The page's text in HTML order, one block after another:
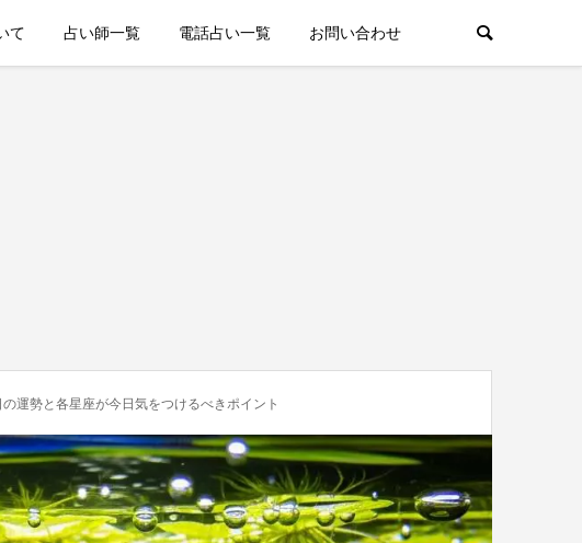
て 占い師一覧 電話占い一覧 お問い合わせ
運勢と各星座が今日気をつけるべきポイント